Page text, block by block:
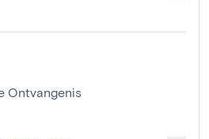
Ontvangenis